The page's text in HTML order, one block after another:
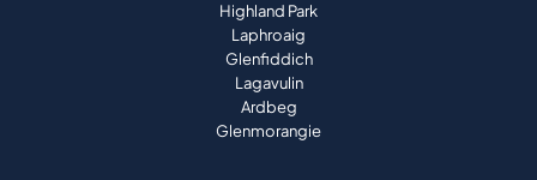
Highland Park
Laphroaig
Glenfiddich
Lagavulin
Ardbeg
Glenmorangie